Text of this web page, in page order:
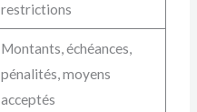
restrictions
Montants, échéances,
pénalités, moyens
acceptés